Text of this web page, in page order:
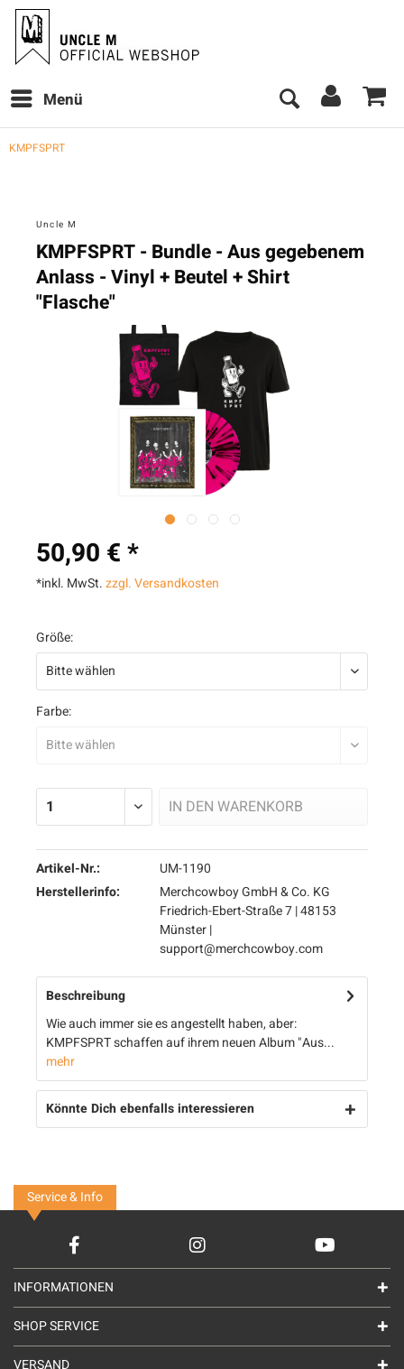
Menü
KMPFSPRT
Uncle M
KMPFSPRT - Bundle - Aus gegebenem
Anlass - Vinyl + Beutel + Shirt
"Flasche"
50,90 € *
*inkl. MwSt.zzgl. Versandkosten
Größe:
Farbe:
IN DEN WARENKORB
Artikel-Nr.:
UM-1190
Herstellerinfo:
Merchcowboy GmbH & Co. KG
Friedrich-Ebert-Straße 7 | 48153
Münster |
support@merchcowboy.com
Beschreibung
Wie auch immer sie es angestellt haben, aber:
KMPFSPRT schaffen auf ihrem neuen Album "Aus...
mehr
Könnte Dich ebenfalls interessieren
Service & Info
INFORMATIONEN
SHOP SERVICE
VERSAND